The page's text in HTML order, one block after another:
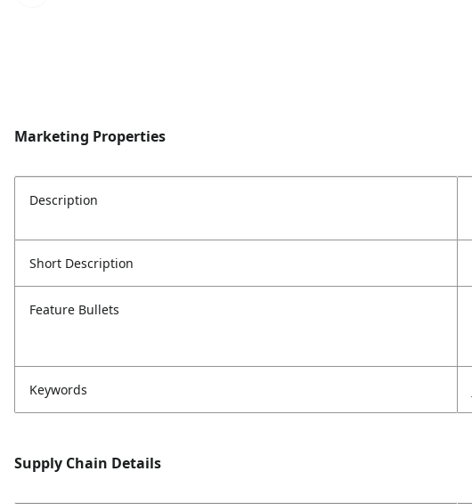
Marketing Properties
Description
Short Description
Feature Bullets
Keywords
Supply Chain Details